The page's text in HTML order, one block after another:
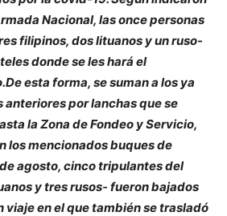
Nacional, las once personas
filipinos, dos lituanos y un ruso-
donde se les hará el
esta forma, se suman a los ya
anteriores por lanchas que se
la Zona de Fondeo y Servicio,
los mencionados buques de
agosto, cinco tripulantes del
y tres rusos- fueron bajados
viaje en el que también se trasladó